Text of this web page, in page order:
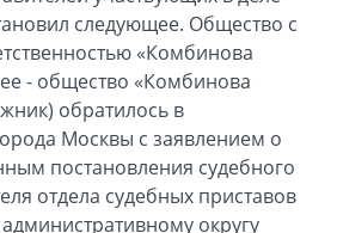
следующее. Общество с
«Комбинова
- общество «Комбинова
обратилось в
Москвы с заявлением о
постановления судебного
отдела судебных приставов
округу